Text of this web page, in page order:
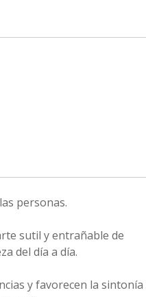
personas.
sutil y entrañable de
del día a día.
y favorecen la sintonía